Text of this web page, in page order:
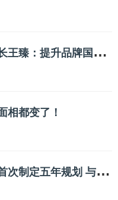
全
国人大代表、鄂尔多斯董事长王臻：提升品牌国际竞争力 实现从“规模领先”到“价值领先”
相都变了！
全
国人大代表霍启刚：香港将首次制定五年规划 与国家发展吻合